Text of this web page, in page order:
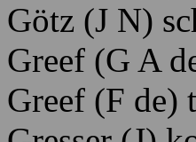
Götz (J N)
Greef (G A
Greef (F de)